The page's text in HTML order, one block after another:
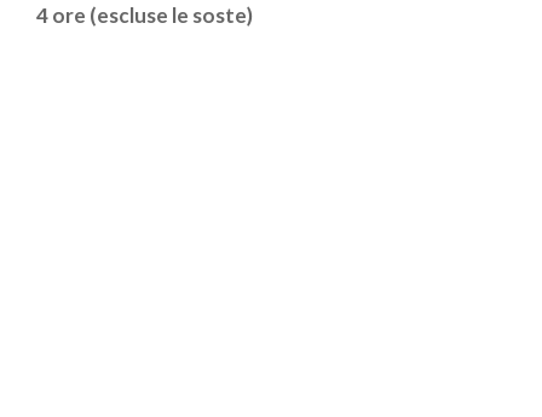
4 ore (escluse le soste)